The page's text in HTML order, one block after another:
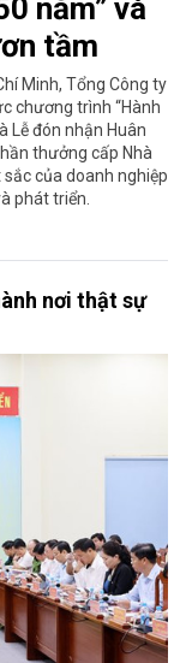
năm” và
tầm
Minh, Tổng Công ty
chương trình “Hành
Lễ đón nhận Huân
thưởng cấp Nhà
của doanh nghiệp
phát triển.
nơi thật sự